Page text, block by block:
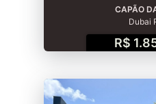
CAPÃO
Dubai
R$